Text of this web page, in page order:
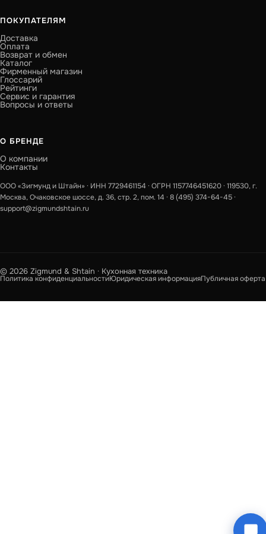
ПОКУПАТЕЛЯМ
Доставка
Оплата
Возврат и обмен
Каталог
Фирменный магазин
Глоссарий
Рейтинги
Сервис и гарантия
Вопросы и ответы
О БРЕНДЕ
О компании
Контакты
ООО «Зигмунд и Штайн» · ИНН 7729461154 · ОГРН 1157746451620 · 119530, г.
Москва, Очаковское шоссе, д. 36, стр. 2, пом. 14 · 8 (495) 374-64-45 ·
support@zigmundshtain.ru
© 2026 Zigmund & Shtain · Кухонная техника
Политика конфиденциальностиЮридическая информацияПубличная оферта